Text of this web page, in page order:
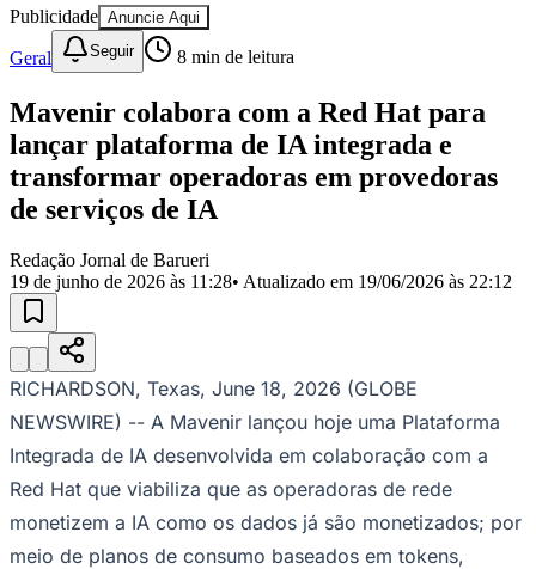
Educação
Bairros de Barueri
Selecione sua regiãoPara notícias da sua região
AldeiaAldeia da SerraAldeia de Barueri AlphavilleBairro
JubranBelvalBethavilleBoa
VistaCalifórniaCarapicuíbaCentro
MilitarItapeviJandiraJardim Audir
CalifórniaJardim dos AltosJardim dos CamargosJardim
Esperança
Julio
MutingaJardim Paraíso
Luís
Jardim São Pedro
TupãJardim TupanciMutingaNova Aldeinha OsascoParque dos
do Bom JesusRecanto Phrynéa Santana de
ParnaíbaSilveiraTamboréVale do SolVila BarrosVila Boa VistaVila
do Conde
Vila Nossa Sra. da
EscadaVila PortoVotupoca
Para Sua Empresa
Anuncie no Portal
Publicidade Anuncie Aqui
Geral Seguir 8 min de leitura
Mavenir colabora com a Red Hat para
lançar plataforma de IA integrada e
transformar operadoras em provedoras
de serviços de IA
Redação Jornal de Barueri
19 de junho de 2026 às 11:28• Atualizado em 19/06/2026 às 22:12
RICHARDSON, Texas, June 18, 2026 (GLOBE
NEWSWIRE) -- A Mavenir lançou hoje uma Plataforma
Integrada de IA desenvolvida em colaboração com a
Red Hat que viabiliza que as operadoras de rede
monetizem a IA como os dados já são monetizados; por
meio de planos de consumo baseados em tokens,